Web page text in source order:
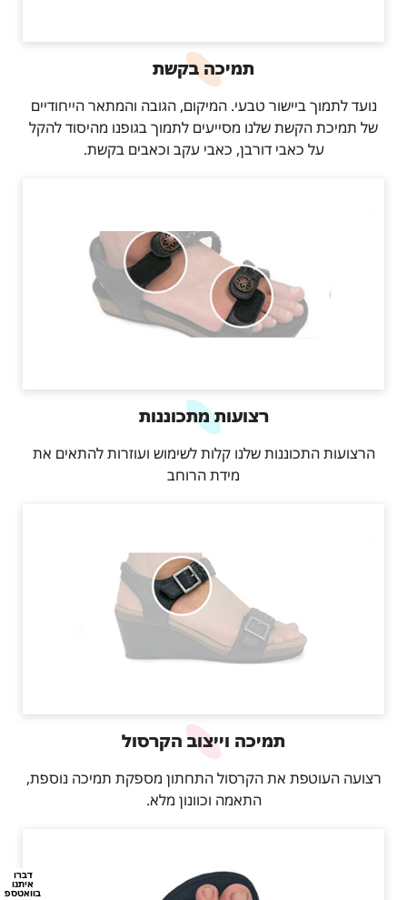
דברו
איתנו
בוואטספ
תמיכה בקשת
נועד לתמוך ביישור טבעי. המיקום, הגובה והמתאר הייחודיים
של תמיכת הקשת שלנו מסייעים לתמוך בגופנו מהיסוד להקל
על כאבי דורבן, כאבי עקב וכאבים בקשת.
רצועות מתכוננות
הרצועות התכוננות שלנו קלות לשימוש ועוזרות להתאים את
מידת הרוחב
תמיכה וייצוב הקרסול
רצועה העוטפת את הקרסול התחתון מספקת תמיכה נוספת,
התאמה וכוונון מלא.